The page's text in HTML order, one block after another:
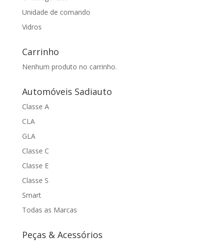
Unidade de comando
Vidros
Carrinho
Nenhum produto no carrinho.
Automóveis Sadiauto
Classe A
CLA
GLA
Classe C
Classe E
Classe S
Smart
Todas as Marcas
Peças & Acessórios